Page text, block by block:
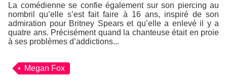
La comédienne se confie également sur son piercing au
nombril qu’elle s’est fait faire à 16 ans, inspiré de son
admiration pour Britney Spears et qu’elle a enlevé il y a
quatre ans. Précisément quand la chanteuse était en proie
à ses problèmes d’addictions...
Megan Fox